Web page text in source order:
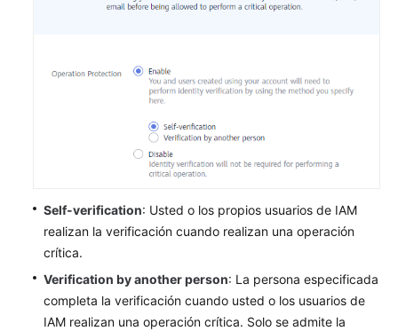
Self-verification: Usted o los propios usuarios de IAM
realizan la verificación cuando realizan una operación
crítica.
Verification by another person: La persona especificada
completa la verificación cuando usted o los usuarios de
IAM realizan una operación crítica. Solo se admite la